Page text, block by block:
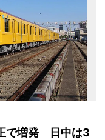
で増発 日中は3